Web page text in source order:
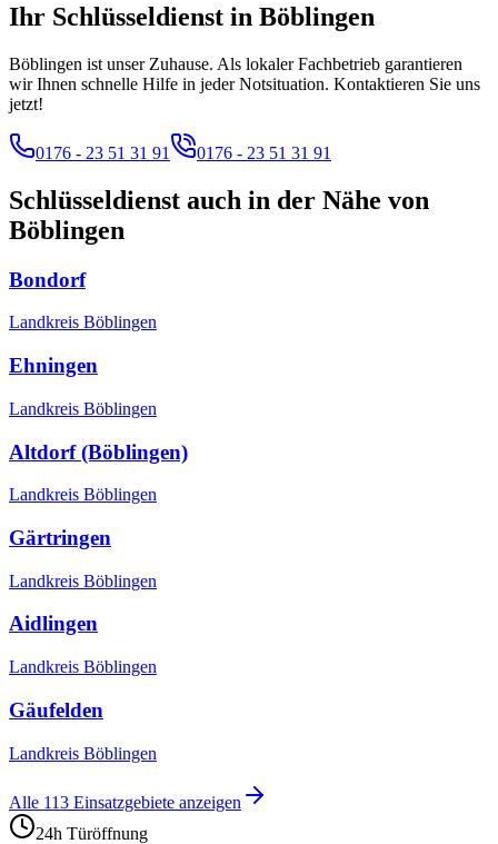
Ihr Schlüsseldienst in Böblingen
Böblingen ist unser Zuhause. Als lokaler Fachbetrieb garantieren
wir Ihnen schnelle Hilfe in jeder Notsituation. Kontaktieren Sie uns
jetzt!
0176 - 23 51 31 91 0176 - 23 51 31 91
Schlüsseldienst auch in der Nähe von
Böblingen
Bondorf
Landkreis Böblingen
Ehningen
Landkreis Böblingen
Altdorf (Böblingen)
Landkreis Böblingen
Gärtringen
Landkreis Böblingen
Aidlingen
Landkreis Böblingen
Gäufelden
Landkreis Böblingen
Alle 113 Einsatzgebiete anzeigen
24h Türöffnung